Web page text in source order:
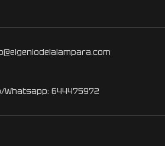
Whatsapp: 644475972